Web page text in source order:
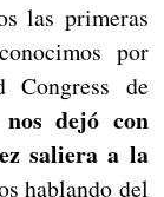
las primeras
por
de
nos dejó con
saliera a la
hablando del